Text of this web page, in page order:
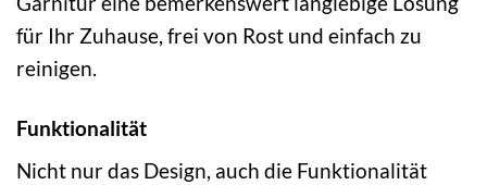
für Ihr Zuhause, frei von Rost und einfach zu
reinigen.
Funktionalität
Nicht nur das Design, auch die Funktionalität